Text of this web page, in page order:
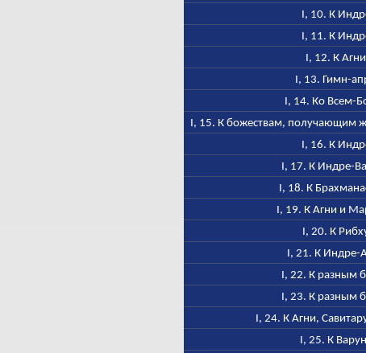
I, 10. К
I, 11. К
I, 12. К Агни
I, 13. Гимн-
I, 14. Ко Всем-
I, 15. К божествам, получающим
I, 16. К
I, 17. К Индре-
I, 18. К
I, 19. К Агни и
I, 20. К
I, 21. К Индре-
I, 22. К разным
I, 23. К разным
I, 24. К Агни,
I, 25. К